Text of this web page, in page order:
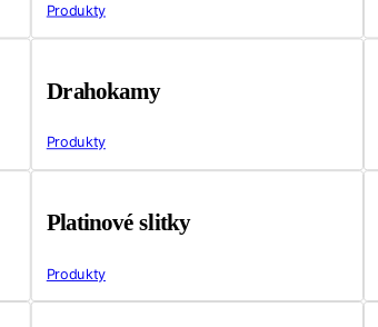
Produkty
Drahokamy
Produkty
Platinové slitky
Produkty